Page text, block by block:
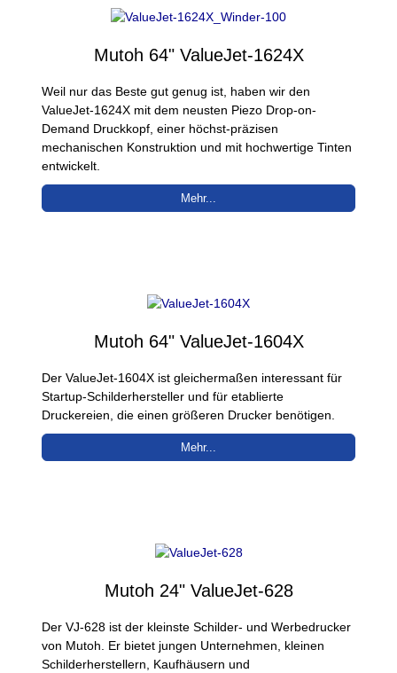
Mutoh 64" ValueJet-1624X
Weil nur das Beste gut genug ist, haben wir den
ValueJet-1624X mit dem neusten Piezo Drop-on-
Demand Druckkopf, einer höchst-präzisen
mechanischen Konstruktion und mit hochwertige Tinten
entwickelt.
Mehr...
Mutoh 64" ValueJet-1604X
Der ValueJet-1604X ist gleichermaßen interessant für
Startup-Schilderhersteller und für etablierte
Druckereien, die einen größeren Drucker benötigen.
Mehr...
Mutoh 24" ValueJet-628
Der VJ-628 ist der kleinste Schilder- und Werbedrucker
von Mutoh. Er bietet jungen Unternehmen, kleinen
Schilderherstellern, Kaufhäusern und